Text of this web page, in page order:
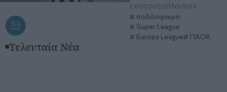
εκατονταπλάσια»
ποδόσφαιρο
Super League
Europa League
ΠΑΟΚ
Τελευταία Νέα